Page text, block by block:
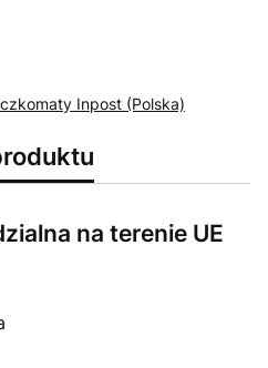
Inpost (Polska)
na terenie UE